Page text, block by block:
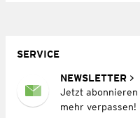
SERVICE
NEWSLETTER
Jetzt abonnieren
mehr verpassen!